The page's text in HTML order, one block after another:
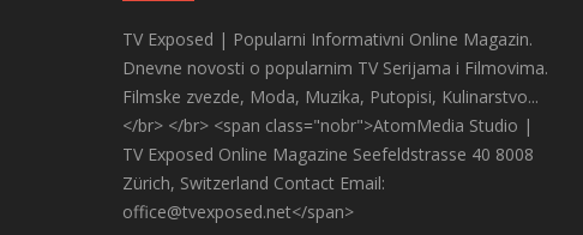
TV Exposed | Popularni Informativni Online Magazin.
Dnevne novosti o popularnim TV Serijama i Filmovima.
Filmske zvezde, Moda, Muzika, Putopisi, Kulinarstvo...
</br> </br> <span class="nobr">AtomMedia Studio |
TV Exposed Online Magazine Seefeldstrasse 40 8008
Zürich, Switzerland Contact Email:
office@tvexposed.net</span>